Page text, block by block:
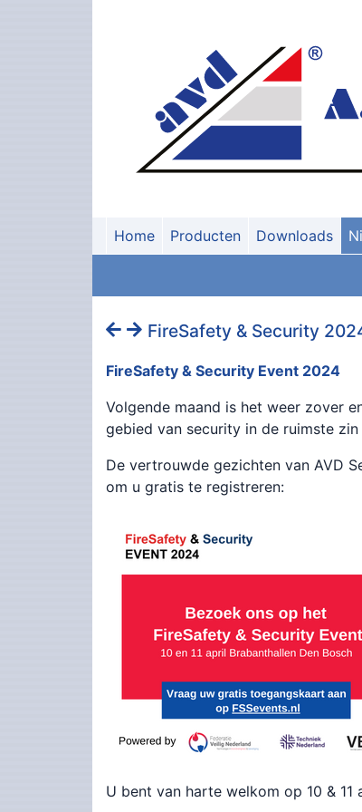
Home Producten Downloads
FireSafety & Security
FireSafety & Security Event 2024
Volgende maand is het weer zover
gebied van security in de ruimste
De vertrouwde gezichten van AVD
om u gratis te registreren:
U bent van harte welkom op 10 & 11